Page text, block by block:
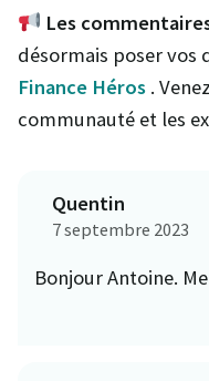
Les
désormais poser vos
Finance Héros .
communauté et les
Quentin
7 septembre 2023
Bonjour Antoine.